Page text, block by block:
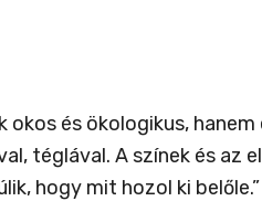
okos és ökologikus,
téglával. A színek és az
hogy mit hozol ki